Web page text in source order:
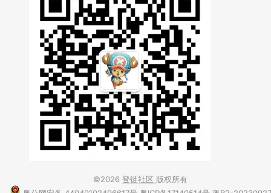
©2026 登链社区 版权所有